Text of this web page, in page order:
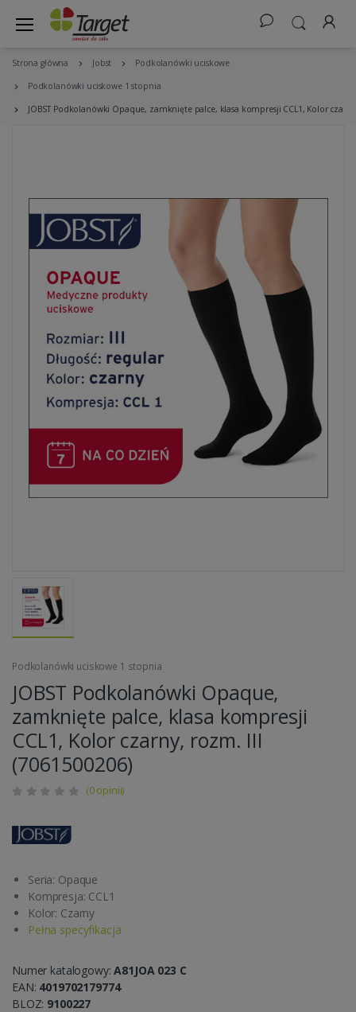
Strona główna Jobst Podkolanówki uciskowe
Podkolanówki uciskowe 1 stopnia
JOBST Podkolanówki Opaque, zamknięte palce, klasa kompresji CCL1, Kolor
Podkolanówki uciskowe 1 stopnia
JOBST Podkolanówki Opaque,
zamknięte palce, klasa kompresji
CCL1, Kolor czarny, rozm. III
(7061500206)
(0 opinii)
Seria: Opaque
Kompresja: CCL1
Kolor: Czarny
Pełna specyfikacja
Numer katalogowy:A81JOA 023 C
EAN: 4019702179774
BLOZ: 9100227